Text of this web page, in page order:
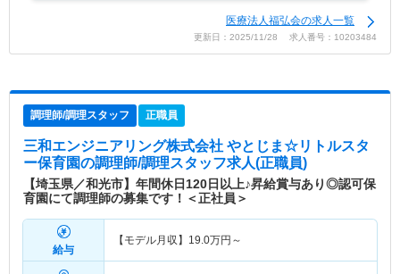
医療法人福弘会の求人一覧
更新日：2025/11/28 求人番号：10203484
調理師/調理スタッフ 正職員
三和エンジニアリング株式会社 やとじま☆リトルスタ
ー保育園の調理師/調理スタッフ求人(正職員)
【埼玉県／和光市】年間休日120日以上♪昇給賞与あり◎認可保
育園にて調理師の募集です！＜正社員＞
給与
【モデル月収】 19.0万円～